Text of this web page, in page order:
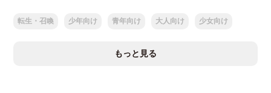
転生・召喚 少年向け 青年向け 大人向け 少女向け
もっと見る